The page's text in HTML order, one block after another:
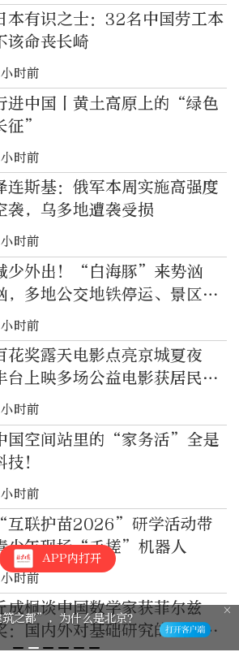
本有识之士：32名中国劳工本
该命丧长崎
时前
进中国丨黄土高原上的“绿色
征”
时前
连斯基：俄军本周实施高强度
袭，乌多地遭袭受损
时前
少外出！“白海豚”来势汹
，多地公交地铁停运、景区关
时前
花奖露天电影点亮京城夏夜
台上映多场公益电影获居民好
时前
国空间站里的“家务活”全是
技！
时前
“互联护苗2026”研学活动带
少年现场“手搓”机器人
时前
成桐谈中国数学家获菲尔兹
：国内外对基础研究的热忱空
APP内打开
筑之都”，为什么是北京？